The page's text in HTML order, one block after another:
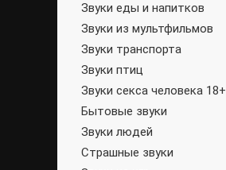
Звуки еды и напитков
Звуки из мультфильмов
Звуки транспорта
Звуки птиц
Звуки секса человека 18+
Бытовые звуки
Звуки людей
Страшные звуки